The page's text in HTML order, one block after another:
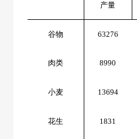
产量
谷物 63276
肉类 8990
小麦 13694
花生 1831